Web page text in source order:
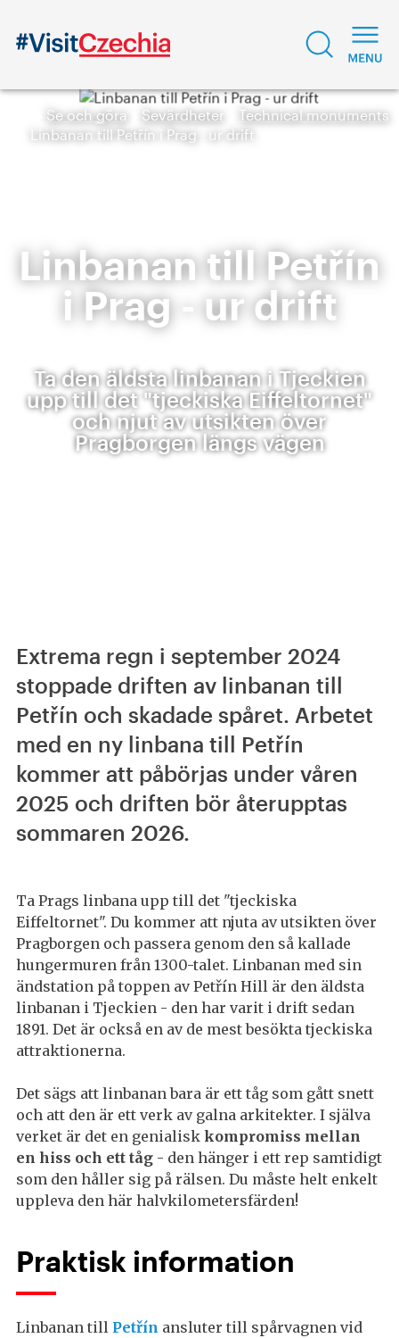
Se och göra Sevärdheter
Technical monuments
Linbanan till Petřín i Prag - ur drift
Linbanan till Petřín
i Prag - ur drift
Ta den äldsta linbanan i Tjeckien
upp till det "tjeckiska Eiffeltornet"
och njut av utsikten över
Pragborgen längs vägen
Extrema regn i september 2024
stoppade driften av linbanan till
Petřín och skadade spåret. Arbetet
med en ny linbana till Petřín
kommer att påbörjas under våren
2025 och driften bör återupptas
sommaren 2026.
Ta Prags linbana upp till det "tjeckiska
Eiffeltornet". Du kommer att njuta av utsikten över
Pragborgen och passera genom den så kallade
hungermuren från 1300-talet. Linbanan med sin
ändstation på toppen av Petřín Hill är den äldsta
linbanan i Tjeckien - den har varit i drift sedan
1891. Det är också en av de mest besökta tjeckiska
attraktionerna.
Det sägs att linbanan bara är ett tåg som gått snett
och att den är ett verk av galna arkitekter. I själva
verket är det en genialisk kompromiss mellan
en hiss och ett tåg - den hänger i ett rep samtidigt
som den håller sig på rälsen. Du måste helt enkelt
uppleva den här halvkilometersfärden!
Praktisk information
Linbanan till Petřín ansluter till spårvagnen vid